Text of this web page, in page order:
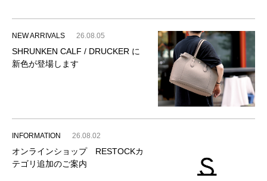
NEW ARRIVALS 26.08.05
SHRUNKEN CALF / DRUCKER に
新色が登場します
INFORMATION 26.08.02
オンラインショップ RESTOCKカ
テゴリ追加のご案内